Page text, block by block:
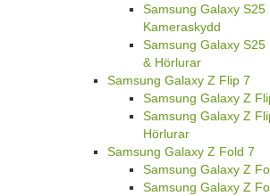
Samsung Galaxy
Kameraskydd
Samsung Galaxy
& Hörlurar
Samsung Galaxy Z Flip 7
Samsung Galaxy Z
Samsung Galaxy Z
Hörlurar
Samsung Galaxy Z Fold 7
Samsung Galaxy Z
Samsung Galaxy Z